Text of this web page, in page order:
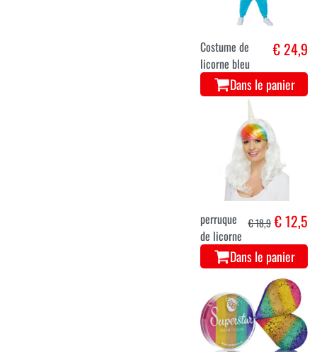
Costume de
licorne bleu
€ 24,9
Dans le panier
perruque
de licorne
€ 18,9€ 12,5
Dans le panier